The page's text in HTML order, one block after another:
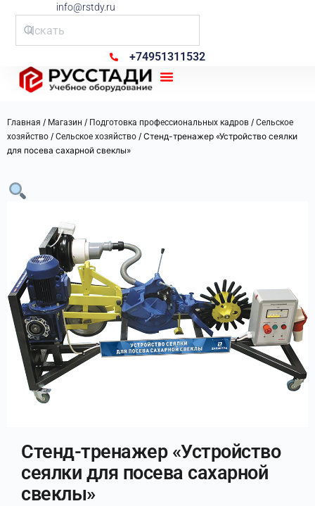
info@rstdy.ru
+74951311532
Главная / Магазин / Подготовка профессиональных кадров / Сельское
хозяйство / Сельское хозяйство / Стенд-тренажер «Устройство сеялки
для посева сахарной свеклы»
Стенд-тренажер «Устройство
сеялки для посева сахарной
свеклы»